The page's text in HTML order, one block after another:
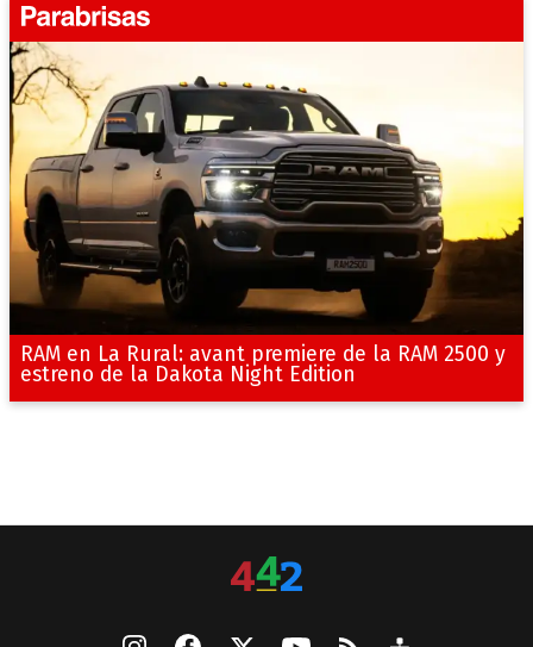
RAM en La Rural: avant premiere de la RAM 2500 y
estreno de la Dakota Night Edition